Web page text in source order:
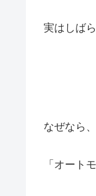
実はしば
なぜなら
「オート